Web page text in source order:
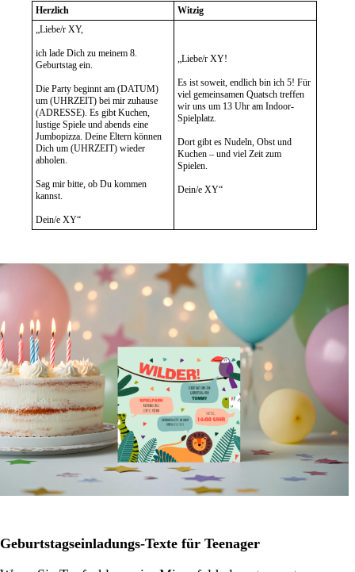
Herzlich
Witzig
„Liebe/r XY,
ich lade Dich zu meinem 8.
Geburtstag ein.
Die Party beginnt am (DATUM)
um (UHRZEIT) bei mir zuhause
(ADRESSE). Es gibt Kuchen,
lustige Spiele und abends eine
Jumbopizza. Deine Eltern können
Dich um (UHRZEIT) wieder
abholen.
Sag mir bitte, ob Du kommen
kannst.
Dein/e XY“
„Liebe/r XY!
Es ist soweit, endlich bin ich 5! Für
viel gemeinsamen Quatsch treffen
wir uns um 13 Uhr am Indoor-
Spielplatz.
Dort gibt es Nudeln, Obst und
Kuchen – und viel Zeit zum
Spielen.
Dein/e XY“
Geburtstagseinladungs-Texte für Teenager